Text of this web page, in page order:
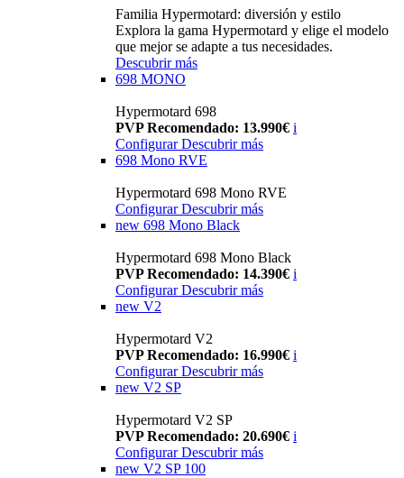
Familia Hypermotard: diversión y estilo
Explora la gama Hypermotard y elige el modelo
que mejor se adapte a tus necesidades.
Descubrir más
698 MONO
Hypermotard 698
PVP Recomendado: 13.990€ i
ConfigurarDescubrir más
698 Mono RVE
Hypermotard 698 Mono RVE
Configurar Descubrir más
new 698 Mono Black
Hypermotard 698 Mono Black
PVP Recomendado: 14.390€ i
Configurar Descubrir más
new V2
Hypermotard V2
PVP Recomendado: 16.990€ i
Configurar Descubrir más
new V2 SP
Hypermotard V2 SP
PVP Recomendado: 20.690€ i
Configurar Descubrir más
new V2 SP 100